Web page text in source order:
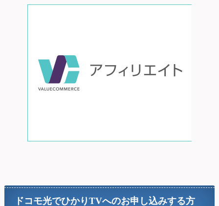
ドコモ光でひかりTVへのお申し込みする方